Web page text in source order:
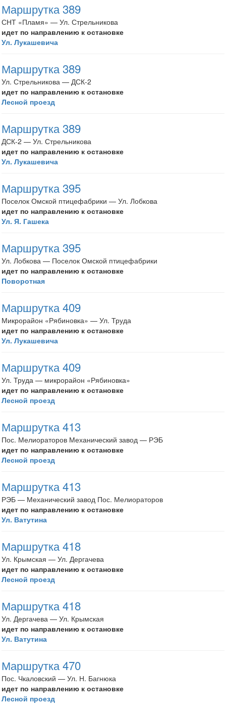
Маршрутка 389
СНТ «Пламя» — Ул. Стрельникова
идет по направлению к остановке
Ул. Лукашевича
Маршрутка 389
Ул. Стрельникова — ДСК-2
идет по направлению к остановке
Лесной проезд
Маршрутка 389
ДСК-2 — Ул. Стрельникова
идет по направлению к остановке
Ул. Лукашевича
Маршрутка 395
Поселок Омской птицефабрики — Ул. Лобкова
идет по направлению к остановке
Ул. Я. Гашека
Маршрутка 395
Ул. Лобкова — Поселок Омской птицефабрики
идет по направлению к остановке
Поворотная
Маршрутка 409
Микрорайон «Рябиновка» — Ул. Труда
идет по направлению к остановке
Ул. Лукашевича
Маршрутка 409
Ул. Труда — микрорайон «Рябиновка»
идет по направлению к остановке
Лесной проезд
Маршрутка 413
Пос. Мелиораторов Механический завод — РЭБ
идет по направлению к остановке
Лесной проезд
Маршрутка 413
РЭБ — Механический завод Пос. Мелиораторов
идет по направлению к остановке
Ул. Ватутина
Маршрутка 418
Ул. Крымская — Ул. Дергачева
идет по направлению к остановке
Лесной проезд
Маршрутка 418
Ул. Дергачева — Ул. Крымская
идет по направлению к остановке
Ул. Ватутина
Маршрутка 470
Пос. Чкаловский — Ул. Н. Багнюка
идет по направлению к остановке
Лесной проезд